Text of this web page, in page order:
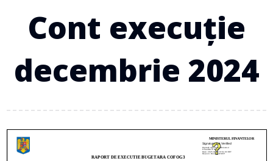
Cont execuție
decembrie 2024